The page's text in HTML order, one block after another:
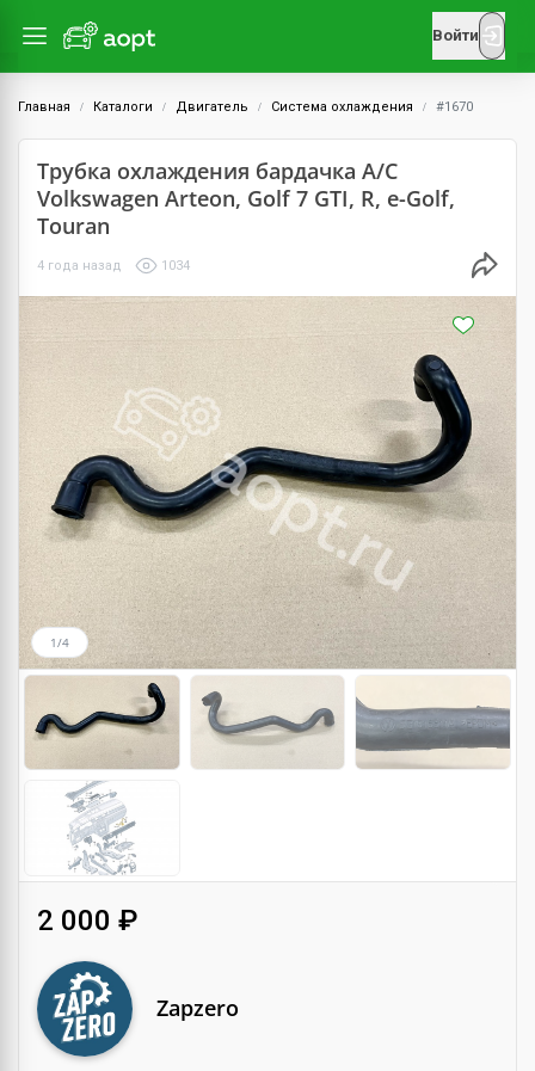
Войти
Главная Каталоги Двигатель Система охлаждения #1670
Трубка охлаждения бардачка А/С
Volkswagen Arteon, Golf 7 GTI, R, e-Golf,
Touran
4 года назад 1034
1/4
2 000 ₽
Zapzero